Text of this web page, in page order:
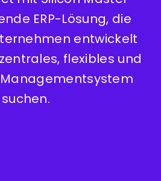
ERP-Lösung, die
entwickelt
flexibles und
suchen.